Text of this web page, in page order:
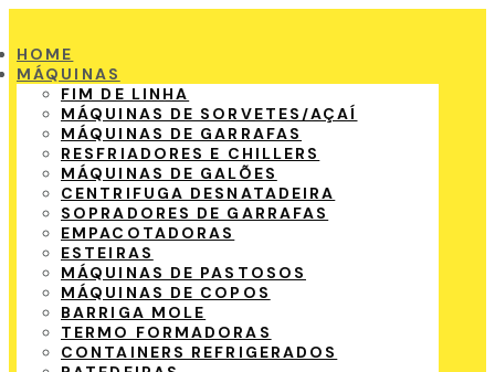
HOME
MÁQUINAS
FIM DE LINHA
MÁQUINAS DE SORVETES/AÇAÍ
MÁQUINAS DE GARRAFAS
RESFRIADORES E CHILLERS
MÁQUINAS DE GALÕES
CENTRIFUGA DESNATADEIRA
SOPRADORES DE GARRAFAS
EMPACOTADORAS
ESTEIRAS
MÁQUINAS DE PASTOSOS
MÁQUINAS DE COPOS
BARRIGA MOLE
TERMO FORMADORAS
CONTAINERS REFRIGERADOS